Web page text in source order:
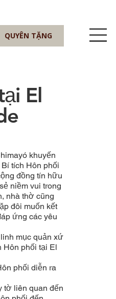
QUYÊN TẶNG
El
khuyến
tích Hôn phối
đồng tín hữu
niềm vui trong
nhà thờ cũng
đôi muốn kết
ứng các yêu
mục quản xứ
Hôn phối tại El
phối diễn ra
tờ liên quan đến